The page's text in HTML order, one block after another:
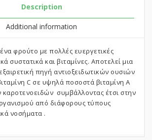
Description
Additional information
ένα φρούτο με πολλές ευεργετικές
συστατικά και βιταμίνες. Αποτελεί μια
πηγή αντιοξειδωτικών ουσιών
C σε υψηλά ποσοστά βιταμίνη Α
συμβάλλοντας έτσι στην
από διάφορους τύπους
νοσήματα .